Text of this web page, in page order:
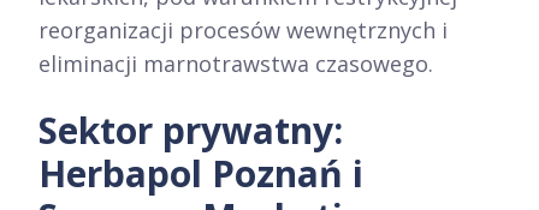
reorganizacji procesów wewnętrznych i
eliminacji marnotrawstwa czasowego.
Sektor prywatny:
Herbapol Poznań i